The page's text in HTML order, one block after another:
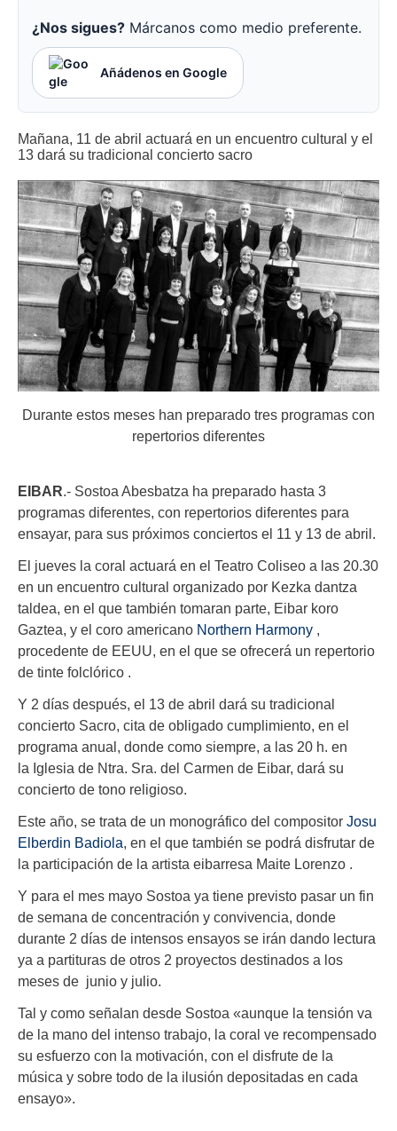
¿Nos sigues? Márcanos como medio preferente.
Añádenos en Google
Mañana, 11 de abril actuará en un encuentro cultural y el
13 dará su tradicional concierto sacro
Durante estos meses han preparado tres programas con
repertorios diferentes
EIBAR .- Sostoa Abesbatza ha preparado hasta 3
programas diferentes, con repertorios diferentes para
ensayar, para sus próximos conciertos el 11 y 13 de abril.
El jueves la coral actuará en el Teatro Coliseo a las 20.30
en un encuentro cultural organizado por Kezka dantza
taldea, en el que también tomaran parte, Eibar koro
Gaztea, y el coro americano Northern Harmony ,
procedente de EEUU, en el que se ofrecerá un repertorio
de tinte folclórico .
Y 2 días después, el 13 de abril dará su tradicional
concierto Sacro, cita de obligado cumplimiento, en el
programa anual, donde como siempre, a las 20 h. en
la Iglesia de Ntra. Sra. del Carmen de Eibar, dará su
concierto de tono religioso.
Este año, se trata de un monográfico del compositor Josu
Elberdin Badiola, en el que también se podrá disfrutar de
la participación de la artista eibarresa Maite Lorenzo .
Y para el mes mayo Sostoa ya tiene previsto pasar un fin
de semana de concentración y convivencia, donde
durante 2 días de intensos ensayos se irán dando lectura
ya a partituras de otros 2 proyectos destinados a los
meses de junio y julio.
Tal y como señalan desde Sostoa «aunque la tensión va
de la mano del intenso trabajo, la coral ve recompensado
su esfuerzo con la motivación, con el disfrute de la
música y sobre todo de la ilusión depositadas en cada
ensayo».